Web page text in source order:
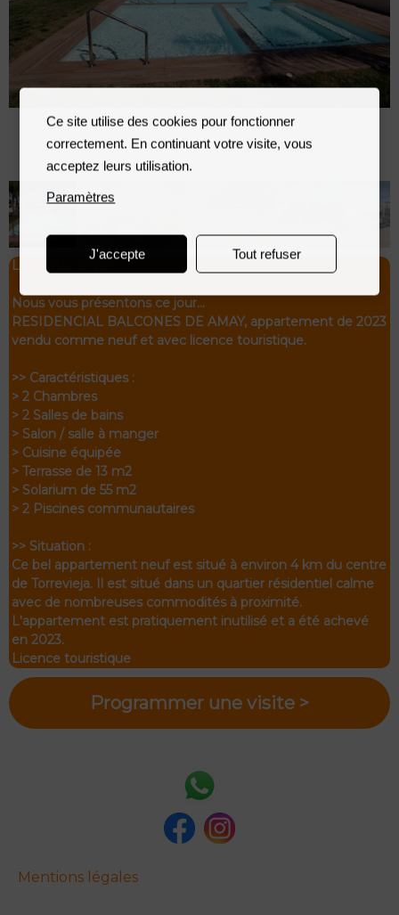
LOS BALCONES
Nous vous présentons ce jour…
RESIDENCIAL BALCONES DE AMAY, appartement de 2023
vendu comme neuf et avec licence touristique.
>> Caractéristiques :
> 2 Chambres
> 2 Salles de bains
> Salon / salle à manger
> Cuisine équipée
> Terrasse de 13 m2
> Solarium de 55 m2
> 2 Piscines communautaires
>> Situation :
Ce bel appartement neuf est situé à environ 4 km du centre
de Torrevieja. Il est situé dans un quartier résidentiel calme
avec de nombreuses commodités à proximité.
L'appartement est pratiquement inutilisé et a été achevé
en 2023.
Licence touristique
Programmer une visite >
Mentions légales
Ce site utilise des cookies pour fonctionner
correctement. En continuant votre visite, vous
acceptez leurs utilisation.
Paramètres
J'accepte Tout refuser